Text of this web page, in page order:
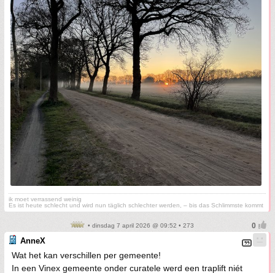
ik moet verrassend weinig
Es ist heute schlecht und wird nun täglich schlechter werden, – bis das Schlimmste kommt
• dinsdag 7 april 2026 @ 09:52 • 273
AnneX
Wat het kan verschillen per gemeente!
In een Vinex gemeente onder curatele werd een traplift niét